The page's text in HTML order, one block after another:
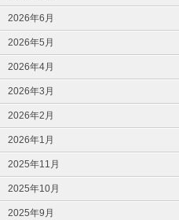
2026年6月
2026年5月
2026年4月
2026年3月
2026年2月
2026年1月
2025年11月
2025年10月
2025年9月